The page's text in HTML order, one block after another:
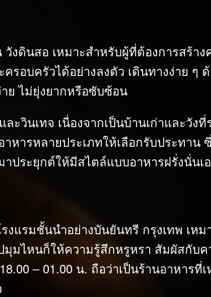
งดินสอ เหมาะสำหรับผู้ที่ต้องการสร้า
รอบครัวได้อย่างลงตัว เดินทางง่าย ๆ
ย ไม่ยุ่งยากหรือซับซ้อน
และวินเทจ เนื่องจากเป็นบ้านเก่าและวัง
ารหลายประเภทให้เลือกรับประทาน
ประยุกต์ให้มีสไตล์แบบอาหารฝรั่งนั่นเ
แรมชั้นนำอย่างบันยันทรี กรุงเทพ เหม
มไหนก็ให้ความรู้สึกหรูหรา สัมผัสกับ
– 01.00 น. ถือว่าเป็นร้านอาหารที่